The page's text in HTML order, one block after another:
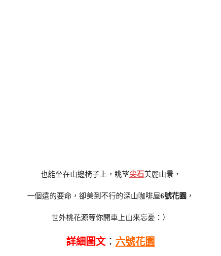
也能坐在山邊椅子上，眺望尖石美麗山景，
一個遠的要命，卻美到不行的深山咖啡屋6號花園 ，
世外桃花源等你開車上山來忘憂：）
詳細圖文 ： 六號花園